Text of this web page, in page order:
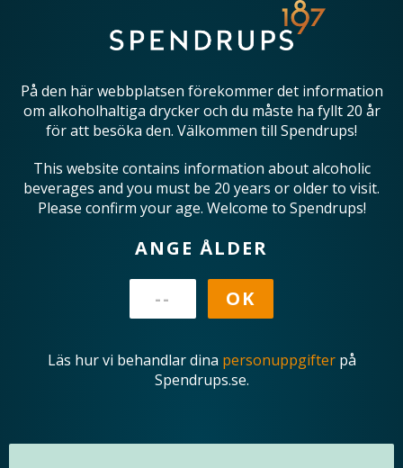
På den här webbplatsen förekommer det information
om alkoholhaltiga drycker och du måste ha fyllt 20 år
för att besöka den. Välkommen till Spendrups!
This website contains information about alcoholic
beverages and you must be 20 years or older to visit.
Please confirm your age. Welcome to Spendrups!
ANGE ÅLDER
Läs hur vi behandlar dina personuppgifterpå
Spendrups.se.